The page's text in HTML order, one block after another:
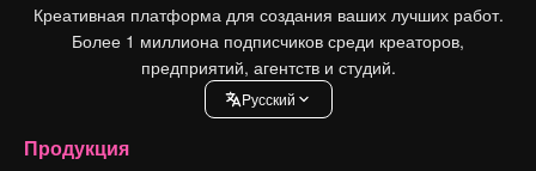
Креативная платформа для создания ваших лучших работ.
Более 1 миллиона подписчиков среди креаторов,
предприятий, агентств и студий.
Pусский
Продукция